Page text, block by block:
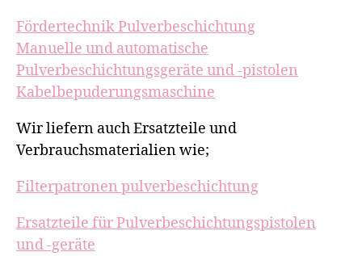
Fördertechnik Pulverbeschichtung
Manuelle und automatische
Pulverbeschichtungsgeräte und -pistolen
Kabelbepuderungsmaschine
Wir liefern auch Ersatzteile und
Verbrauchsmaterialien wie;
Filterpatronen pulverbeschichtung
Ersatzteile für Pulverbeschichtungspistolen
und -geräte